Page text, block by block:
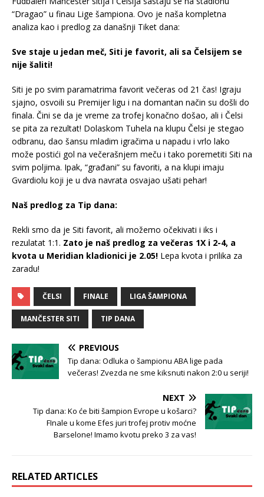
“Dragao” u finau Lige šampiona. Ovo je naša kompletna
analiza kao i predlog za današnji Tiket dana:
Sve staje u jedan meč, Siti je favorit, ali sa Čelsijem se
nije šaliti!
Siti je po svim paramatrima favorit večeras od 21 čas! Igraju
sjajno, osvoili su Premijer ligu i na domantan način su došli do
finala. Čini se da je vreme za trofej konačno došao, ali i Čelsi
se pita za rezultat! Dolaskom Tuhela na klupu Čelsi je stegao
odbranu, dao šansu mladim igračima u napadu i vrlo lako
može postići gol na večerašnjem meču i tako poremetiti Siti na
svim poljima. Ipak, “građani” su favoriti, a na klupi imaju
Gvardiolu koji je u dva navrata osvajao ušati pehar!
Naš predlog za Tip dana:
Rekli smo da je Siti favorit, ali možemo očekivati i iks i
rezulatat 1:1. Zato je naš predlog za večeras 1X i 2-4, a
kvota u Meridian kladionici je 2.05! Lepa kvota i prilika za
zaradu!
ČELSI FINALE LIGA ŠAMPIONA
MANČESTER SITI TIP DANA
PREVIOUS
Tip dana: Odluka o šampionu ABA lige pada
večeras! Zvezda ne sme kiksnuti nakon 2:0 u seriji!
NEXT
Tip dana: Ko će biti šampion Evrope u košarci?
FInale u kome Efes juri trofej protiv moćne
Barselone! Imamo kvotu preko 3 za vas!
RELATED ARTICLES